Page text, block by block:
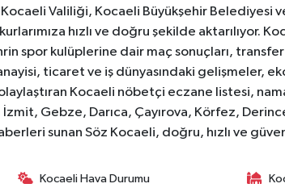
Kocaeli Valiliği, Kocaeli Büyükşehir
hızlı ve doğru şekilde aktarılıyor.
spor kulüplerine dair maç sonuçları,
ticaret ve iş dünyasındaki gelişmeler,
Kocaeli nöbetçi eczane listesi,
Gebze, Darıca, Çayırova, Körfez,
sunan Söz Kocaeli, doğru, hızlı ve
Kocaeli Hava Durumu